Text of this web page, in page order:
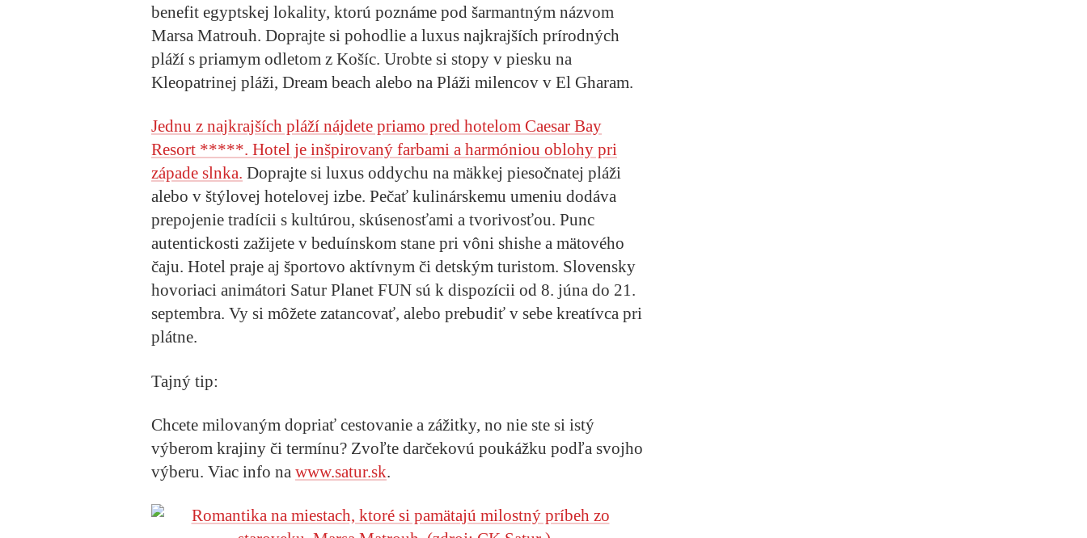
benefit egyptskej lokality, ktorú poznáme pod šarmantným názvom
Marsa Matrouh. Doprajte si pohodlie a luxus najkrajších prírodných
pláží s priamym odletom z Košíc. Urobte si stopy v piesku na
Kleopatrinej pláži, Dream beach alebo na Pláži milencov v El Gharam.
Jednu z najkrajších pláží nájdete priamo pred hotelom Caesar Bay
Resort *****. Hotel je inšpirovaný farbami a harmóniou oblohy pri
západe slnka. Doprajte si luxus oddychu na mäkkej piesočnatej pláži
alebo v štýlovej hotelovej izbe. Pečať kulinárskemu umeniu dodáva
prepojenie tradícii s kultúrou, skúsenosťami a tvorivosťou. Punc
autentickosti zažijete v beduínskom stane pri vôni shishe a mätového
čaju. Hotel praje aj športovo aktívnym či detským turistom. Slovensky
hovoriaci animátori Satur Planet FUN sú k dispozícii od 8. júna do 21.
septembra. Vy si môžete zatancovať, alebo prebudiť v sebe kreatívca pri
plátne.
Tajný tip:
Chcete milovaným dopriať cestovanie a zážitky, no nie ste si istý
výberom krajiny či termínu? Zvoľte darčekovú poukážku podľa svojho
výberu. Viac info na www.satur.sk.